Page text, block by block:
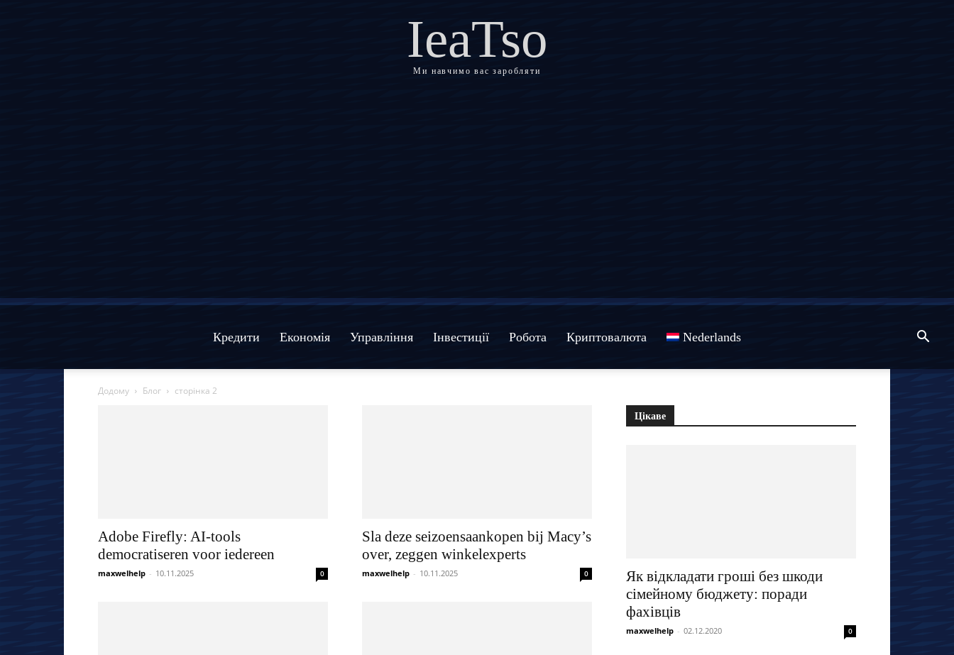
IeaTso
Ми навчимо вас заробляти
Кредити Економія Управління Інвестиції Робота Криптовалюта Nederlands
Додому Блог сторінка 2
Adobe Firefly: AI-tools
democratiseren voor iedereen
maxwelhelp - 10.11.2025 0
Sla deze seizoensaankopen bij Macy’s
over, zeggen winkelexperts
maxwelhelp - 10.11.2025 0
Цікаве
Як відкладати гроші без шкоди
сімейному бюджету: поради
фахівців
maxwelhelp - 02.12.2020 0